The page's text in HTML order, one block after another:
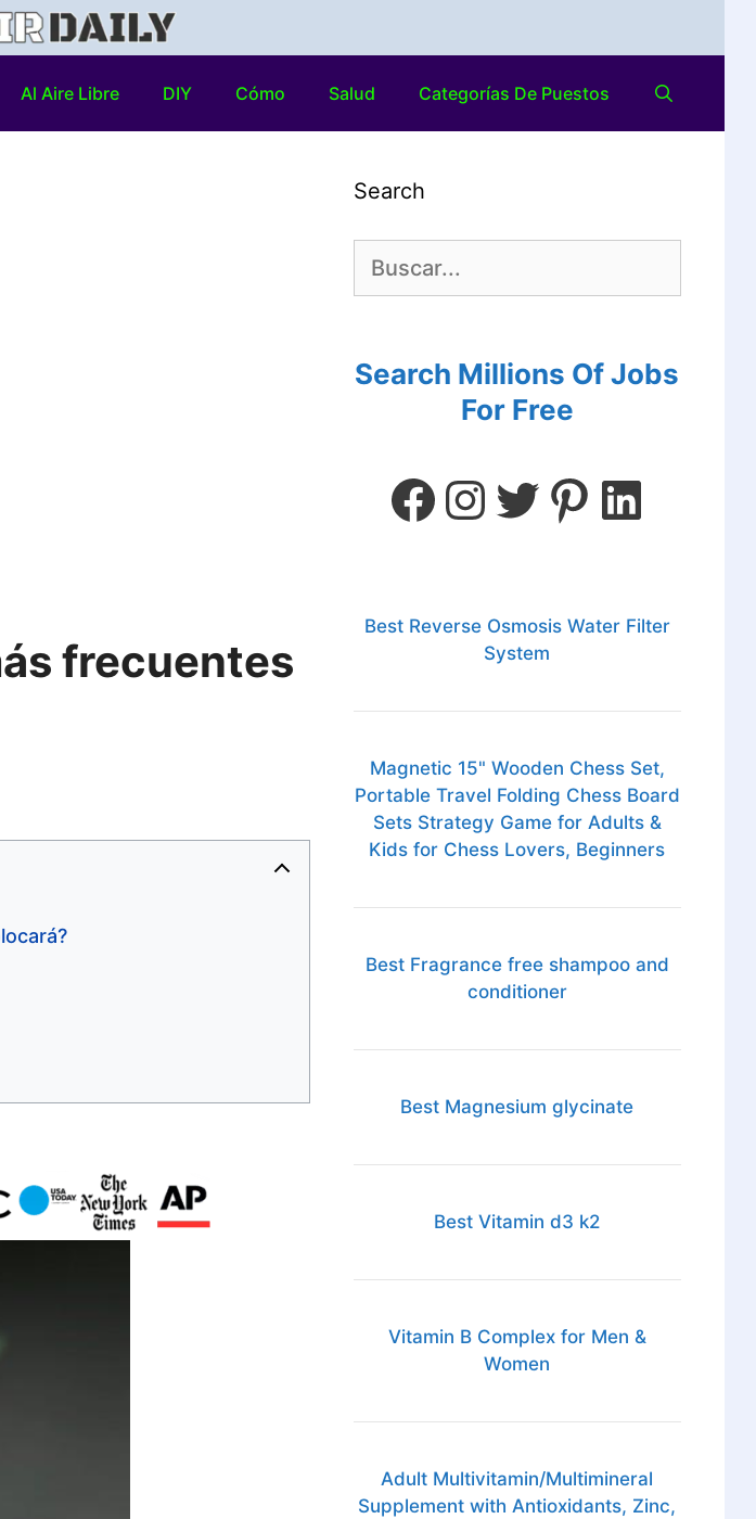
Al Aire Libre DIY Cómo Salud Categorías De Puestos
frecuentes
Search
Search Millions Of Jobs
For Free
Best Reverse Osmosis Water Filter
System
Magnetic 15" Wooden Chess Set,
Portable Travel Folding Chess Board
Sets Strategy Game for Adults &
Kids for Chess Lovers, Beginners
Best Fragrance free shampoo and
conditioner
Best Magnesium glycinate
Best Vitamin d3 k2
Vitamin B Complex for Men &
Women
Adult Multivitamin/Multimineral
Supplement with Antioxidants, Zinc,